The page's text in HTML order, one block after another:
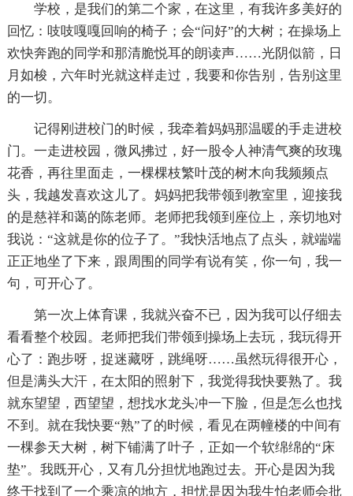
学校，是我们的第二个家，在这里，有我许多美好的
回忆：吱吱嘎嘎回响的椅子；会“问好”的大树；在操场上
欢快奔跑的同学和那清脆悦耳的朗读声……光阴似箭，日
月如梭，六年时光就这样走过，我要和你告别，告别这里
的一切。
记得刚进校门的时候，我牵着妈妈那温暖的手走进校
门。一走进校园，微风拂过，好一股令人神清气爽的玫瑰
花香，再往里面走，一棵棵枝繁叶茂的树木向我频频点
头，我越发喜欢这儿了。妈妈把我带领到教室里，迎接我
的是慈祥和蔼的陈老师。老师把我领到座位上，亲切地对
我说：“这就是你的位子了。”我快活地点了点头，就端端
正正地坐了下来，跟周围的同学有说有笑，你一句，我一
句，可开心了。
第一次上体育课，我就兴奋不已，因为我可以仔细去
看看整个校园。老师把我们带领到操场上去玩，我玩得开
心了：跑步呀，捉迷藏呀，跳绳呀……虽然玩得很开心，
但是满头大汗，在太阳的照射下，我觉得我快要熟了。我
就东望望，西望望，想找水龙头冲一下脸，但是怎么也找
不到。就在我快要“熟”了的时候，看见在两幢楼的中间有
一棵参天大树，树下铺满了叶子，正如一个软绵绵的“床
垫”。我既开心，又有几分担忧地跑过去。开心是因为我
终于找到了一个乘凉的地方，担忧是因为我生怕老师会批